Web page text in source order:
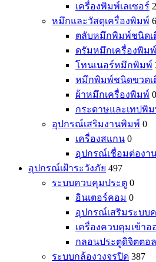
เครื่องพิมพ์เลเซอร์
หมึกและวัสดุเครื่องพิมพ์
ตลับหมึกพิมพ์ชนิดเ
ดรัมหมึกเครื่องพิมพ์
โทนเนอร์หมึกพิมพ์
หมึกพิมพ์ชนิดขวดเ
ผ้าหมึกเครื่องพิมพ์ 0
กระดาษและเทปพิ
อุปกรณ์เสริมงานพิมพ์ 0
เครื่องสแกน 0
อุปกรณ์เชื่อมต่องา
อุปกรณ์เฝ้าระวังภัย 497
ระบบควบคุมประตู 0
อินเตอร์คอม 0
อุปกรณ์เสริมระบบ
เครื่องควบคุมเข้าอ
กลอนประตูดิจิตตอล
ระบบกล้องวงจรปิด 387